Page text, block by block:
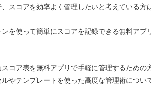
スコアを効率よく管理したいと考えている方
を使って簡単にスコアを記録できる無料アプ
コア表を無料アプリで手軽に管理するため
やテンプレートを使った高度な管理術につい